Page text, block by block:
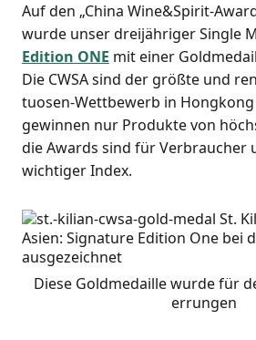
Auf den „Chi­na Wine&Spirit-
wur­de unser drei­jäh­ri­ger Sin­gle
Edi­ti­on ONE mit einer
Die CWSA sind der größ­te und
tuo­sen-Wett­be­werb in
gewin­nen nur Pro­duk­te von
die Awards sind für Ver­brau­cher
wich­ti­ger Index.
Die­se Gold­me­dail­le wur­de für
errungen